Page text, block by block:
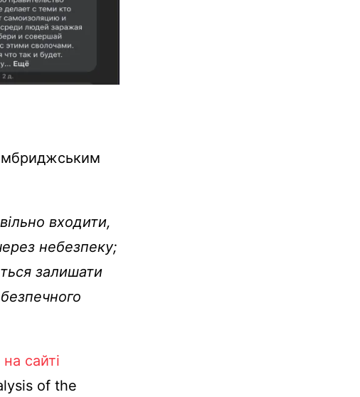
входити,
небезпеку;
залишати
на сайті
of the